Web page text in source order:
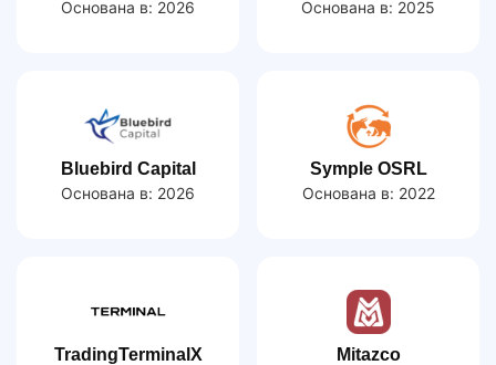
Основана в: 2026 Основана в: 2025
Bluebird Capital
Основана в: 2026
Symple OSRL
Основана в: 2022
TradingTerminalX
Mitazco